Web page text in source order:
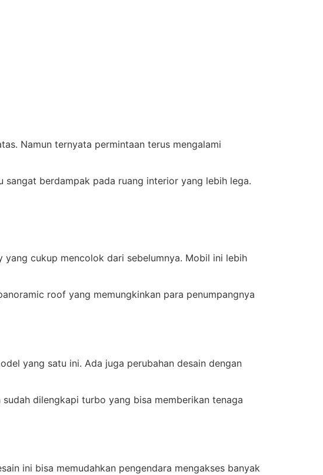
Namun ternyata permintaan terus mengalami
sangat berdampak pada ruang interior yang lebih lega.
yang cukup mencolok dari sebelumnya. Mobil ini lebih
roof yang memungkinkan para penumpangnya
yang satu ini. Ada juga perubahan desain dengan
dilengkapi turbo yang bisa memberikan tenaga
ini bisa memudahkan pengendara mengakses banyak